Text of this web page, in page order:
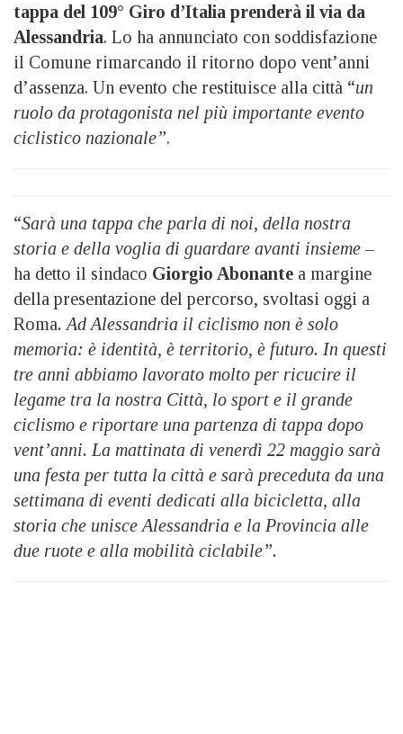
tappa del 109° Giro d’Italia prenderà il via da
Alessandria. Lo ha annunciato con soddisfazione
il Comune rimarcando il ritorno dopo vent’anni
d’assenza. Un evento che restituisce alla città “un
ruolo da protagonista nel più importante evento
ciclistico nazionale”.
“Sarà una tappa che parla di noi, della nostra
storia e della voglia di guardare avanti insieme –
ha detto il sindaco Giorgio Abonante a margine
della presentazione del percorso, svoltasi oggi a
Roma. Ad Alessandria il ciclismo non è solo
memoria: è identità, è territorio, è futuro. In questi
tre anni abbiamo lavorato molto per ricucire il
legame tra la nostra Città, lo sport e il grande
ciclismo e riportare una partenza di tappa dopo
vent’anni. La mattinata di venerdì 22 maggio sarà
una festa per tutta la città e sarà preceduta da una
settimana di eventi dedicati alla bicicletta, alla
storia che unisce Alessandria e la Provincia alle
due ruote e alla mobilità ciclabile”.